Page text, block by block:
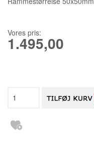
Vores pris:
1.495,00